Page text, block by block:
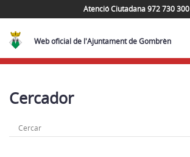
Atenció Ciutadana 972 730 300
Web oficial de l'Ajuntament de Gombrèn
Cercador